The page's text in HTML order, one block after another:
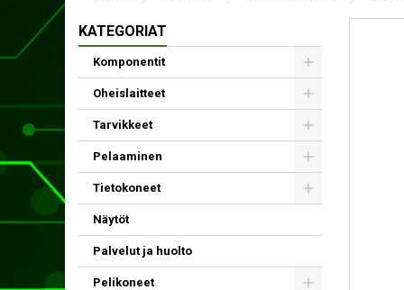
KATEGORIAT
Komponentit
Oheislaitteet
Tarvikkeet
Pelaaminen
Tietokoneet
Näytöt
Palvelut ja huolto
Pelikoneet